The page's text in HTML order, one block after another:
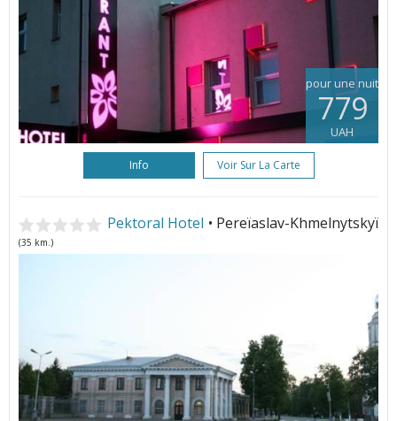
pour une nuit
779
UAH
Info Voir Sur La Carte
Pektoral Hotel • Pereïaslav-Khmelnytskyï
(35 km.)